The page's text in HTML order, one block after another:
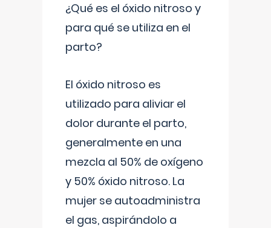
¿Qué es el óxido nitroso y
para qué se utiliza en el
parto?
El óxido nitroso es
utilizado para aliviar el
dolor durante el parto,
generalmente en una
mezcla al 50% de oxígeno
y 50% óxido nitroso. La
mujer se autoadministra
el gas, aspirándolo a